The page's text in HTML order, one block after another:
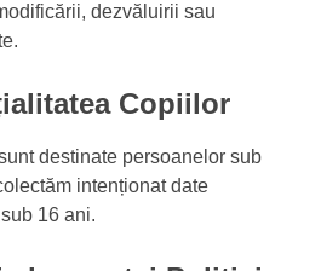
dezvăluirii sau
Copiilor
destinate persoanelor sub
intenționat date
16 ani.